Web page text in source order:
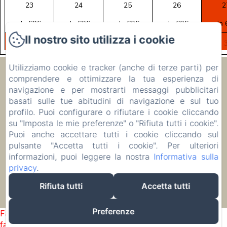
23 24 25 26
da 60€
da 60€ da 60€ da 60€ da
30 31 1
Ecolodge Le Ravoraha
00 261 32 40 513 90
prenotare
Alloggio
EN FR ZH-CN RU
PL
Funziona con Amenitiz
Failed to load BookingEngine/index: Loading chunk 1322
failed. (missing:
Il nostro sito utilizza i cookie
Utilizziamo cookie e tracker (anche di terze parti) per
comprendere e ottimizzare la tua esperienza di
navigazione e per mostrarti messaggi pubblicitari
basati sulle tue abitudini di navigazione e sul tuo
profilo. Puoi configurare o rifiutare i cookie cliccando
su "Imposta le mie preferenze" o "Rifiuta tutti i cookie".
Puoi anche accettare tutti i cookie cliccando sul
pulsante "Accetta tutti i cookie". Per ulteriori
informazioni, puoi leggere la nostra Informativa sulla
privacy.
Rifiuta tutti
Accetta tutti
Preferenze